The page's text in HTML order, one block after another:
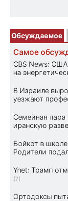
Обсуждаемое
Самое
CBS News:
на
В Израиле
уезжают
Семейная пара
иранскую
Бойкот в
Родители
Ynet: Трамп
(7)
Ортодоксы